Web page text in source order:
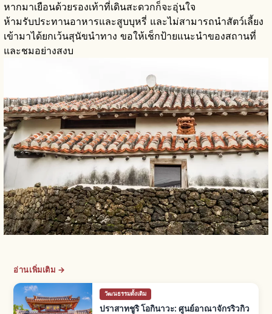
หากมาเยือนด้วยรองเท้าที่เดินสะดวกก็จะอุ่นใจ
ห้ามรับประทานอาหารและสูบบุหรี่ และไม่สามารถนำสัตว์เลี้ยง
เข้ามาได้ยกเว้นสุนัขนำทาง ขอให้เช็กป้ายแนะนำของสถานที่
และชมอย่างสงบ
อ่านเพิ่มเติม →
วัฒนธรรมดั้งเดิม
ปราสาทชูริ โอกินาวะ: ศูนย์อาณาจักรริวกิว